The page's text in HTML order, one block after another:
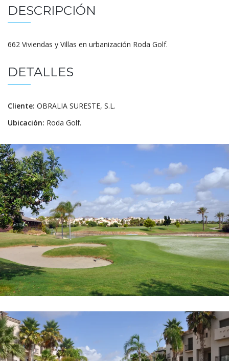
DESCRIPCIÓN
662 Viviendas y Villas en urbanización Roda Golf.
DETALLES
Cliente: OBRALIA SURESTE, S.L.
Ubicación: Roda Golf.